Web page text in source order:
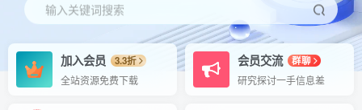
输入关键词搜索
加入会员
3.3折
全站资源免费下载
会员交流
群聊
研究探讨一手信息差